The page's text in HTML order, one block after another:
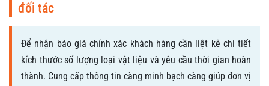
đối tác
Để nhận báo giá chính xác khách hàng cần liệt kê chi tiết
kích thước số lượng loại vật liệu và yêu cầu thời gian hoàn
thành. Cung cấp thông tin càng minh bạch càng giúp đơn vị